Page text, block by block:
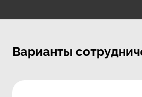
Варианты